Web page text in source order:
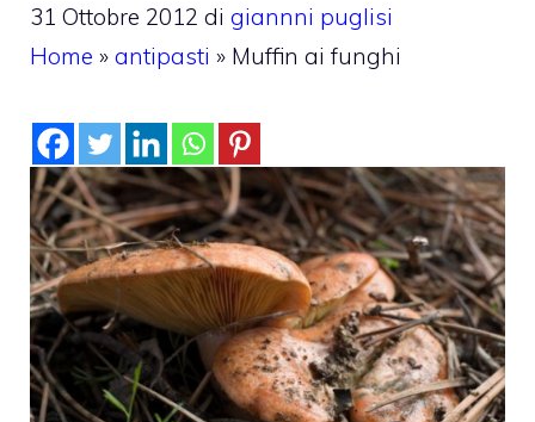
31 Ottobre 2012 di giannni puglisi
Home » antipasti » Muffin ai funghi